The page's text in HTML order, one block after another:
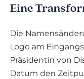
Eine
Die
Logo am
Präsidentin von
Datum den